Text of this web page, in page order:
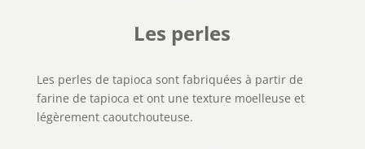
Les perles
Les perles de tapioca sont fabriquées à partir de
farine de tapioca et ont une texture moelleuse et
légèrement caoutchouteuse.